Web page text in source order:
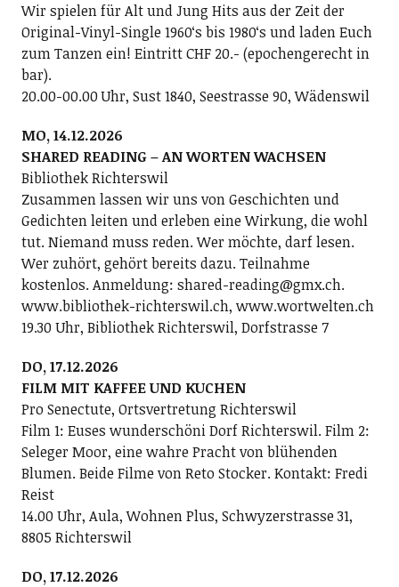
Wir spielen für Alt und Jung Hits aus der Zeit der
Original-Vinyl-Single 1960ʻs bis 1980ʻs und laden Euch
zum Tanzen ein! Eintritt CHF 20.- (epochengerecht in
bar).
20.00-00.00 Uhr, Sust 1840, Seestrasse 90, Wädenswil
MO, 14.12.2026
SHARED READING – AN WORTEN WACHSEN
Bibliothek Richterswil
Zusammen lassen wir uns von Geschichten und
Gedichten leiten und erleben eine Wirkung, die wohl
tut. Niemand muss reden. Wer möchte, darf lesen.
Wer zuhört, gehört bereits dazu. Teilnahme
kostenlos. Anmeldung: shared-reading@gmx.ch.
www.bibliothek-richterswil.ch, www.wortwelten.ch
19.30 Uhr, Bibliothek Richterswil, Dorfstrasse 7
DO, 17.12.2026
FILM MIT KAFFEE UND KUCHEN
Pro Senectute, Ortsvertretung Richterswil
Film 1: Euses wunderschöni Dorf Richterswil. Film 2:
Seleger Moor, eine wahre Pracht von blühenden
Blumen. Beide Filme von Reto Stocker. Kontakt: Fredi
Reist
14.00 Uhr, Aula, Wohnen Plus, Schwyzerstrasse 31,
8805 Richterswil
DO, 17.12.2026